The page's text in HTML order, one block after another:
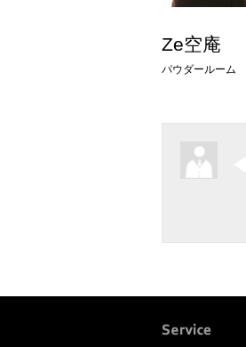
Ze空庵
パウダールーム